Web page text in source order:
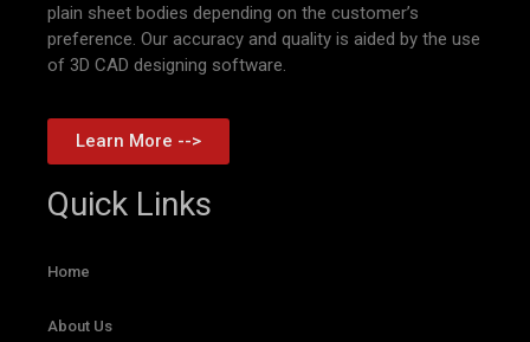
plain sheet bodies depending on the customer’s
preference. Our accuracy and quality is aided by the use
of 3D CAD designing software.
Learn More -->
Quick Links
Home
About Us